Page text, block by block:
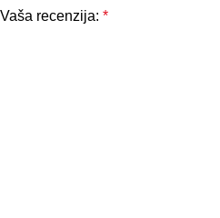
Vaša recenzija: *